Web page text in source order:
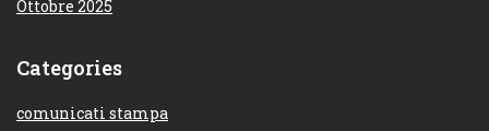
Ottobre 2025
Categories
comunicati stampa